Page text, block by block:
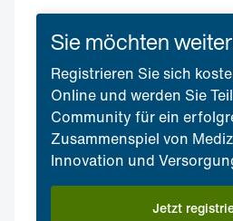
Sie möchten
Registrieren Sie sich
Online und werden Sie
Community für ein
Zusammenspiel von
Innovation und
Jetzt